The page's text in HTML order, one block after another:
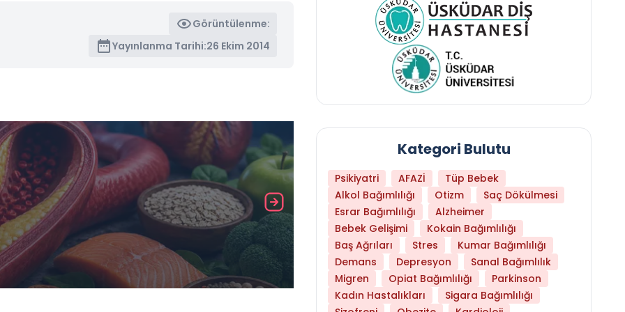
Görüntülenme:
Yayınlanma Tarihi:26 Ekim 2014
Daha Az Protein Tüketmek Yaşlanmayı
Kategori Bulutu
Psikiyatri AFAZİ
Tüp Bebek
Alkol Bağımlılığı
Otizm
Saç Dökülmesi
Esrar Bağımlılığı
Alzheimer
Bebek Gelişimi
Kokain Bağımlılığı
Baş Ağrıları
Stres
Kumar Bağımlılığı
Demans
Depresyon
Sanal Bağımlılık
Migren
Opiat Bağımlılığı
Parkinson
Kadın Hastalıkları
Sigara Bağımlılığı